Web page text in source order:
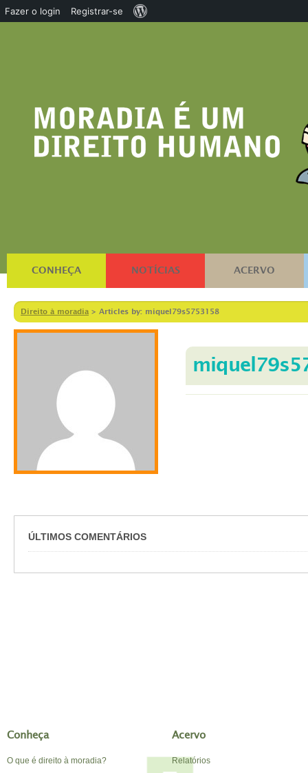
CONHEÇA NOTÍCIAS ACERVO
Direito à moradia > Articles by: miquel79s5753158
ÚLTIMOS COMENTÁRIOS
Conheça
O que é direito à moradia?
Acervo
Relatórios
Fazer o login Registrar-se